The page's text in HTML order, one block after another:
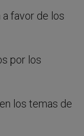
favor de los
por los
los temas de